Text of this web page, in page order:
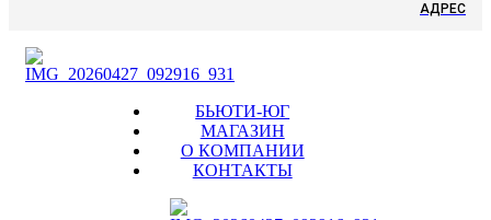
АДРЕС
БЬЮТИ-ЮГ
МАГАЗИН
О КОМПАНИИ
КОНТАКТЫ